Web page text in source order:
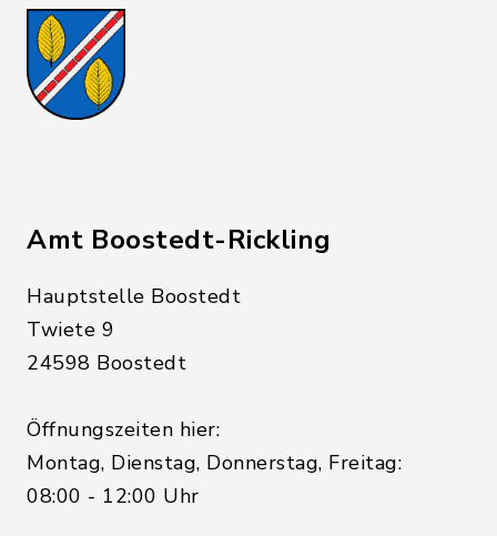
Amt Boostedt-Rickling
Hauptstelle Boostedt
Twiete 9
24598 Boostedt
Öffnungszeiten hier:
Montag, Dienstag, Donnerstag, Freitag:
08:00 - 12:00 Uhr